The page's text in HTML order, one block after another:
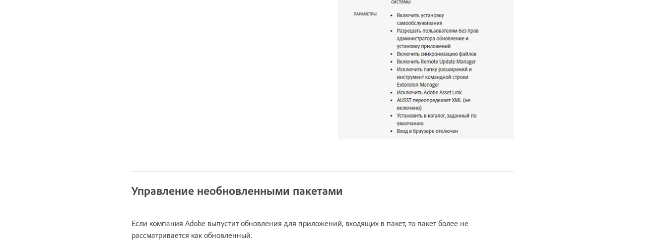
Управление необновленными пакетами
Если компания Adobe выпустит обновления для приложений, входящих в пакет, то пакет более не
рассматривается как обновленный.